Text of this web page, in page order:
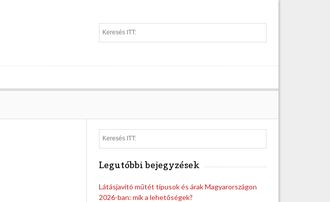
e
c
e
Legutóbbi bejegyzések
Látásjavító műtét típusok és árak Magyarországon
2026-ban: mik a lehetőségek?